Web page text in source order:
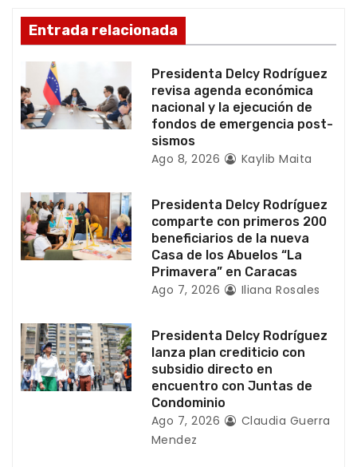
n
d
e
e
t
r
a
a
s
Entrada relacionada
Presidenta Delcy Rodríguez
revisa agenda económica
nacional y la ejecución de
fondos de emergencia post-
sismos
Ago 8, 2026 Kaylib Maita
Presidenta Delcy Rodríguez
comparte con primeros 200
beneficiarios de la nueva
Casa de los Abuelos “La
Primavera” en Caracas
Ago 7, 2026 Iliana Rosales
Presidenta Delcy Rodríguez
lanza plan crediticio con
subsidio directo en
encuentro con Juntas de
Condominio
Ago 7, 2026
Claudia Guerra
Mendez